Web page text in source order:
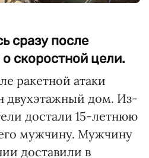
сразу после
скоростной цели.
ракетной атаки
двухэтажный дом. Из-
достали 15-летнюю
мужчину. Мужчину
доставили в